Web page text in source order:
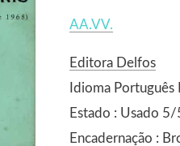
AA.VV.
Editora Delfos
Idioma Português
Estado : Usado 5/
Encadernação :